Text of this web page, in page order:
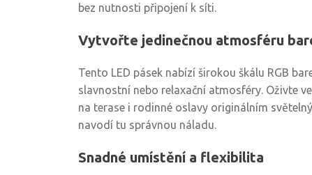
bez nutnosti připojení k síti.
Vytvořte jedinečnou atmosféru
Tento LED pásek nabízí širokou škálu RGB
slavnostní nebo relaxační atmosféry. Oživte
na terase i rodinné oslavy originálním
navodí tu správnou náladu.
Snadné umístění a flexibilita